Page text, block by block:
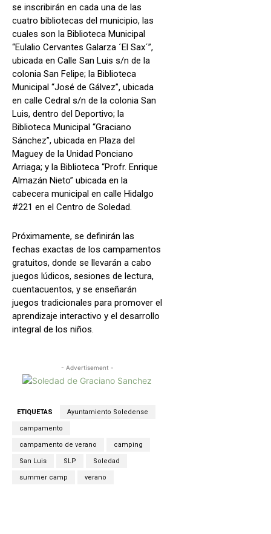
se inscribirán en cada una de las
cuatro bibliotecas del municipio, las
cuales son la Biblioteca Municipal
“Eulalio Cervantes Galarza ´El Sax´”,
ubicada en Calle San Luis s/n de la
colonia San Felipe; la Biblioteca
Municipal “José de Gálvez”, ubicada
en calle Cedral s/n de la colonia San
Luis, dentro del Deportivo; la
Biblioteca Municipal “Graciano
Sánchez”, ubicada en Plaza del
Maguey de la Unidad Ponciano
Arriaga; y la Biblioteca “Profr. Enrique
Almazán Nieto” ubicada en la
cabecera municipal en calle Hidalgo
#221 en el Centro de Soledad.
Próximamente, se definirán las
fechas exactas de los campamentos
gratuitos, donde se llevarán a cabo
juegos lúdicos, sesiones de lectura,
cuentacuentos, y se enseñarán
juegos tradicionales para promover el
aprendizaje interactivo y el desarrollo
integral de los niños.
- Advertisement -
ETIQUETAS Ayuntamiento Soledense
campamento
campamento de verano camping
San Luis SLP Soledad
summer camp verano